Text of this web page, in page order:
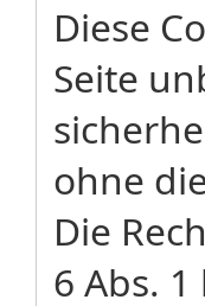
Diese
Seite
ohne
Die
6 Abs.